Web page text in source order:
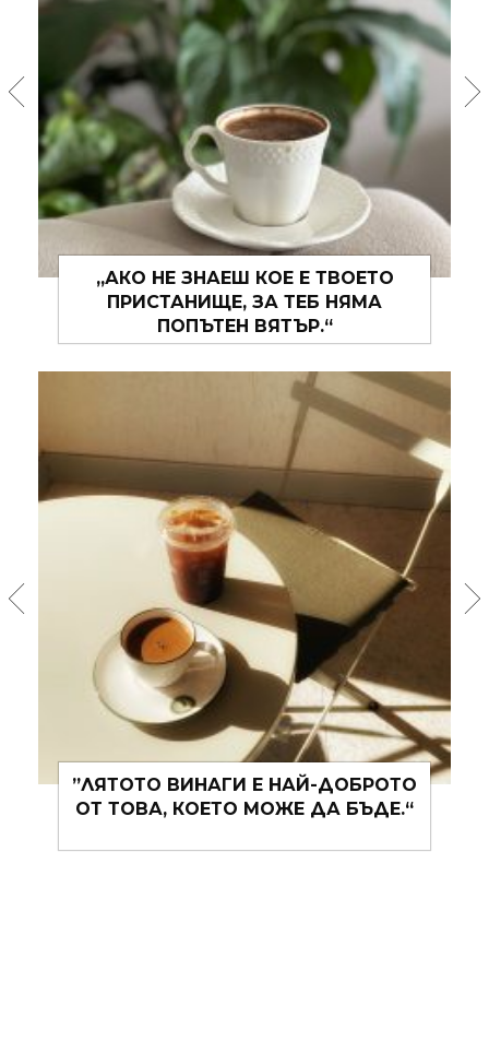
„И МОЖЕ БИ, МОЖЕ БИ, ТОВА ЛЯТО
ЩЕ СЕ ОКАЖЕ ТАКОВА, ЗА КОЕТО
ХОРАТА ПИШАТ ПЕСНИ.“
„СМИСЛЕНОТО МЪЛЧАНИЕ Е
ВИНАГИ ПО-ДОБРО ОТ